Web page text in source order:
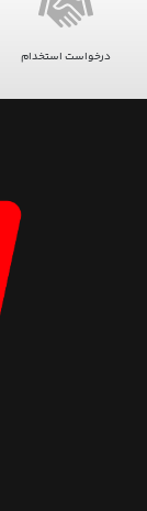
درخواست استخدام